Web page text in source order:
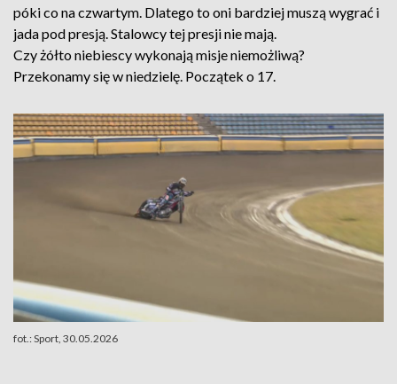
póki co na czwartym. Dlatego to oni bardziej muszą wygrać i
jada pod presją. Stalowcy tej presji nie mają.
Czy żółto niebiescy wykonają misje niemożliwą?
Przekonamy się w niedzielę. Początek o 17.
fot.: Sport, 30.05.2026